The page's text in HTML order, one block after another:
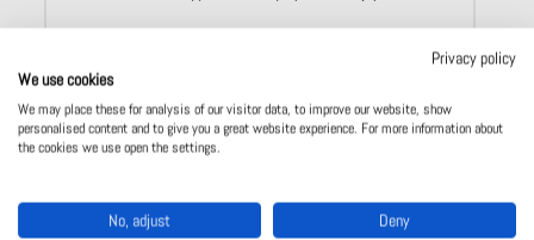
Näytä tuote
Privacy policy
We use cookies
We may place these for analysis of our visitor data, to improve our website, show
personalised content and to give you a great website experience. For more information about
the cookies we use open the settings.
No, adjust Deny